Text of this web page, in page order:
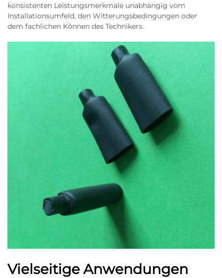
konsistenten Leistungsmerkmale unabhängig vom
Installationsumfeld, den Witterungsbedingungen oder
dem fachlichen Können des Technikers.
Vielseitige Anwendungen